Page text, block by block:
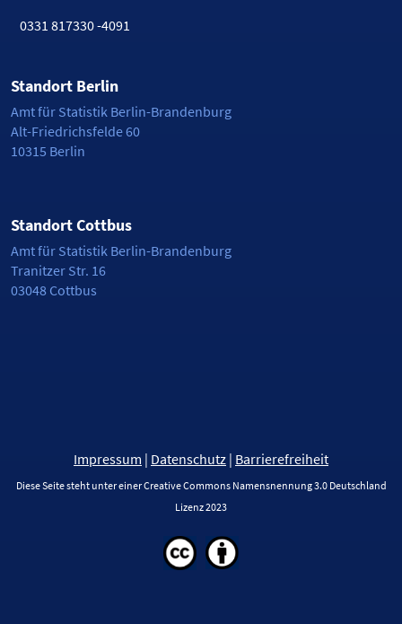
0331 817330 -4091
Standort Berlin
Amt für Statistik Berlin-Brandenburg
Alt-Friedrichsfelde 60
10315 Berlin
Standort Cottbus
Amt für Statistik Berlin-Brandenburg
Tranitzer Str. 16
03048 Cottbus
Impressum | Datenschutz | Barrierefreiheit
Diese Seite steht unter einer Creative Commons Namensnennung 3.0 Deutschland
Lizenz 2023